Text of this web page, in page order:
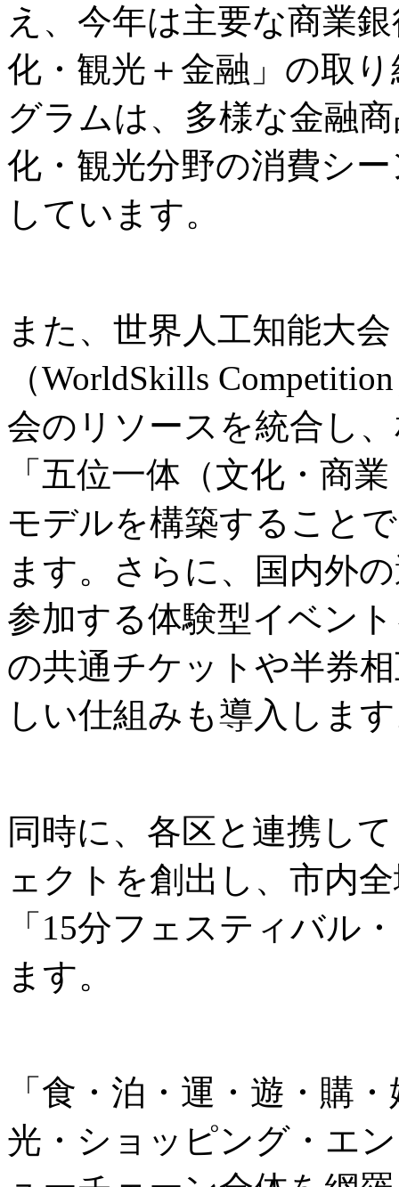
え、今年は主要な商業
化・観光＋金融」の取
グラムは、多様な金融
化・観光分野の消費シ
しています。
また、世界人工知能大
（WorldSkills
会のリソースを統合し
「五位一体（文化・商
モデルを構築すること
ます。さらに、国内外
参加する体験型イベン
の共通チケットや半券
しい仕組みも導入しま
同時に、各区と連携し
ェクトを創出し、市内
「15分フェスティバル
ます。
「食・泊・運・遊・購
光・ショッピング・エ